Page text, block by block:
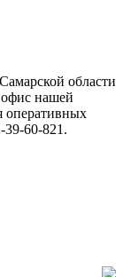
области
нашей
оперативных
39-60-821.